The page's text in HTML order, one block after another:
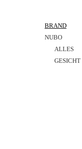
BRAND
NUBO
ALLES
GESICHT